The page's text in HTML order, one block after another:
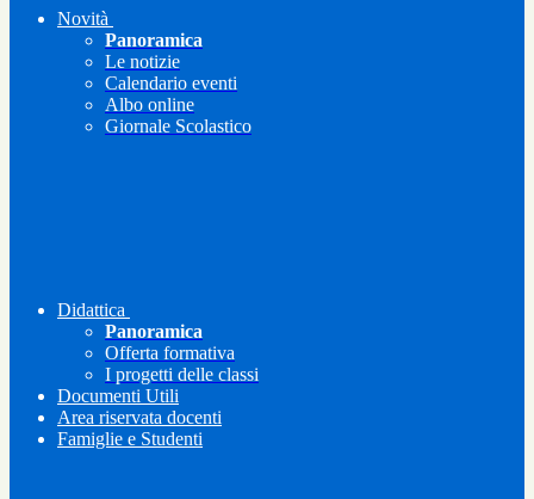
Novità
Panoramica
Le notizie
Calendario eventi
Albo online
Giornale Scolastico
Didattica
Panoramica
Offerta formativa
I progetti delle classi
Documenti Utili
Area riservata docenti
Famiglie e Studenti